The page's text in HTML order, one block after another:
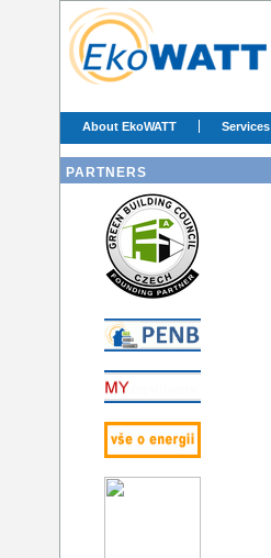
About EkoWATT Services
PARTNERS